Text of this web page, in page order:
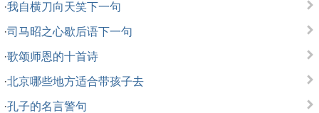
·我自横刀向天笑下一句
·司马昭之心歇后语下一句
·歌颂师恩的十首诗
·北京哪些地方适合带孩子去
·孔子的名言警句